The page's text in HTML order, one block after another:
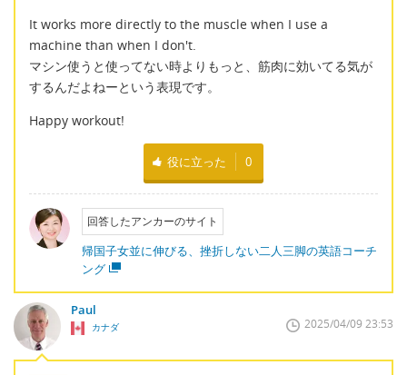
It works more directly to the muscle when I use a
machine than when I don't.
マシン使うと使ってない時よりもっと、筋肉に効いてる気が
するんだよねーという表現です。
Happy workout!
役に立った 0
回答したアンカーのサイト
帰国子女並に伸びる、挫折しない二人三脚の英語コーチ
ング
Paul
カナダ 2025/04/09 23:53